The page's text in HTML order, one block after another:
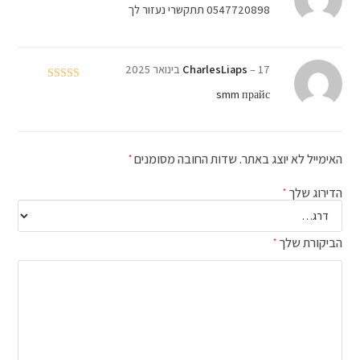
0547720898 תתקשרי נעזור לך
CharlesLiaps – 17 בינואר 2025
smm прайс
האימייל לא יוצג באתר.שדות החובה מסומנים*
הדירוג שלך*
הביקורת שלך*